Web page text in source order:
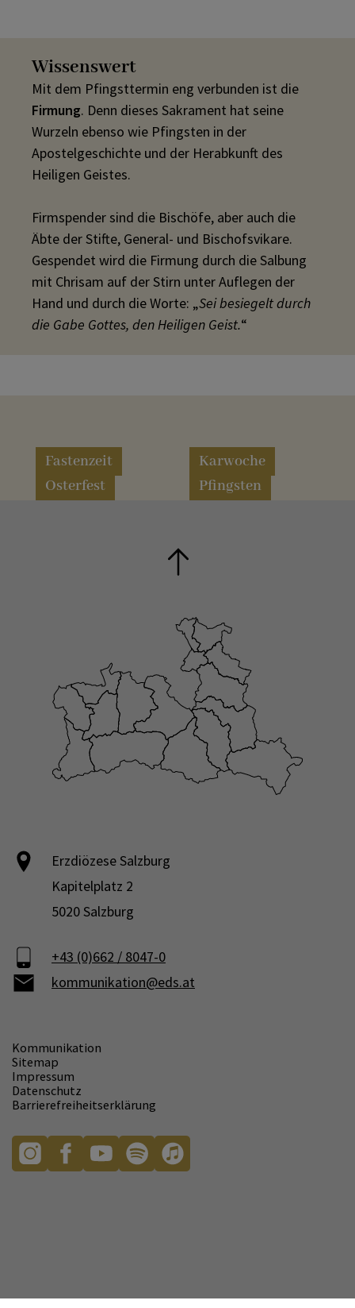
Wissenswert
Mit dem Pfingsttermin eng verbunden ist die
Firmung. Denn dieses Sakrament hat seine
Wurzeln ebenso wie Pfingsten in der
Apostelgeschichte und der Herabkunft des
Heiligen Geistes.
Firmspender sind die Bischöfe, aber auch die
Äbte der Stifte, General- und Bischofsvikare.
Gespendet wird die Firmung durch die Salbung
mit Chrisam auf der Stirn unter Auflegen der
Hand und durch die Worte: „Sei besiegelt durch
die Gabe Gottes, den Heiligen Geist.“
Fastenzeit
Karwoche
Osterfest
Pfingsten
Erzdiözese Salzburg
Kapitelplatz 2
5020 Salzburg
+43 (0)662 / 8047-0
kommunikation@eds.at
Kommunikation
Sitemap
Impressum
Datenschutz
Barrierefreiheitserklärung